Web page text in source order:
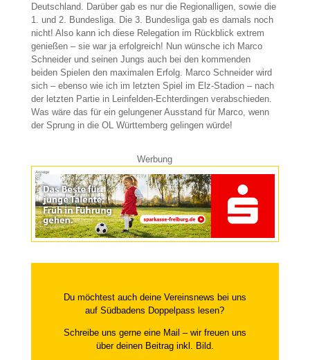
Deutschland. Darüber gab es nur die Regionalligen, sowie die
1. und 2. Bundesliga. Die 3. Bundesliga gab es damals noch
nicht! Also kann ich diese Relegation im Rückblick extrem
genießen – sie war ja erfolgreich! Nun wünsche ich Marco
Schneider und seinen Jungs auch bei den kommenden
beiden Spielen den maximalen Erfolg. Marco Schneider wird
sich – ebenso wie ich im letzten Spiel im Elz-Stadion – nach
der letzten Partie in Leinfelden-Echterdingen verabschieden.
Was wäre das für ein gelungener Ausstand für Marco, wenn
der Sprung in die OL Württemberg gelingen würde!
Werbung
Anzeige
Du möchtest auch deine Vereinsnews bei uns
auf Südbadens Doppelpass lesen?
Schreibe uns gerne eine Mail – wir freuen uns
über deinen Beitrag inkl. Bild.